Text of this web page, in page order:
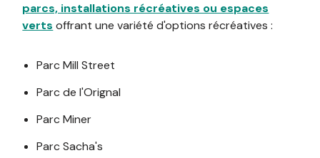
parcs, installations récréatives ou espaces
verts offrant une variété d'options récréatives :
Parc Mill Street
Parc de l'Orignal
Parc Miner
Parc Sacha's